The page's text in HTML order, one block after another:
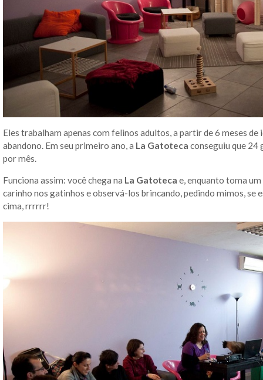
Eles trabalham apenas com felinos adultos, a partir de 6 meses
abandono. Em seu primeiro ano, a La Gatoteca conseguiu que 24
por mês.
Funciona assim: você chega na La Gatoteca e, enquanto toma
carinho nos gatinhos e observá-los brincando, pedindo mimos, se
cima, rrrrrr!